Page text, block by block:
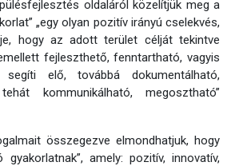
oldaláról közelítjük meg a
„egy olyan pozitív irányú cselekvés,
hogy az adott terület célját tekintve
fejleszthető, fenntartható, vagyis
elő, továbbá dokumentálható,
kommunikálható, megosztható”
összegezve elmondhatjuk, hogy
amely: pozitív, innovatív,